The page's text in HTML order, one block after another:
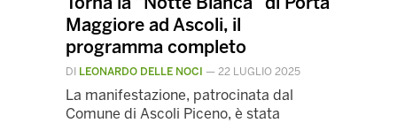
Maggiore ad Ascoli, il
programma completo
DI LEONARDO DELLE NOCI — 22 LUGLIO 2025
La manifestazione, patrocinata dal
Comune di Ascoli Piceno, è stata